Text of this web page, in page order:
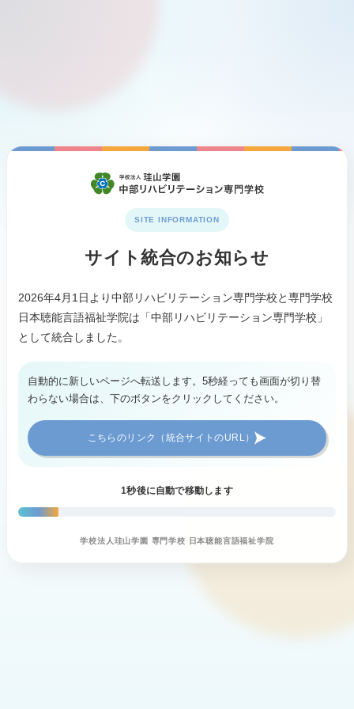
SITE INFORMATION
サイト統合のお知らせ
2026年4月1日より中部リハビリテーション専門学校と専門学校
日本聴能言語福祉学院は「中部リハビリテーション専門学校」
として統合しました。
自動的に新しいページへ転送します。5秒経っても画面が切り替
わらない場合は、下のボタンをクリックしてください。
こちらのリンク（統合サイトのURL）
1秒後に自動で移動します
学校法人珪山学園 専門学校 日本聴能言語福祉学院